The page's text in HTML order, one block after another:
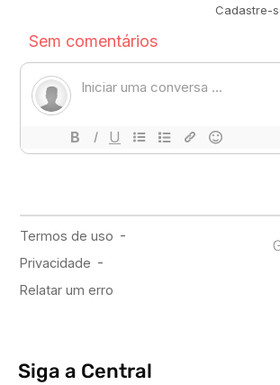
Siga a Central